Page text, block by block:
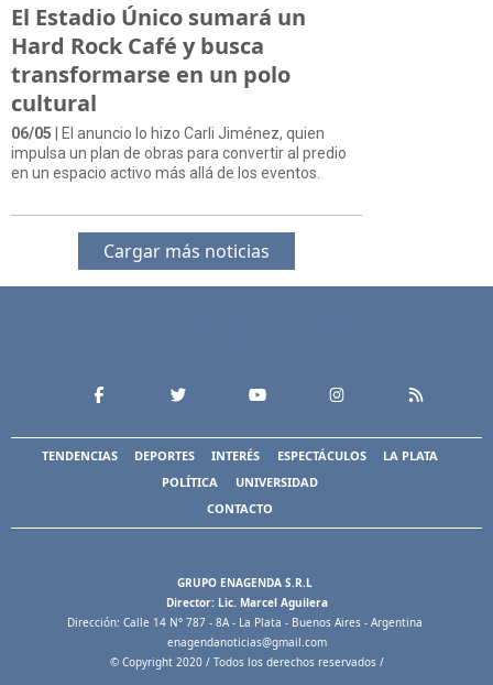
El Estadio Único sumará un
Hard Rock Café y busca
transformarse en un polo
cultural
06/05 | El anuncio lo hizo Carli Jiménez, quien
impulsa un plan de obras para convertir al predio
en un espacio activo más allá de los eventos.
Cargar más noticias
TENDENCIAS DEPORTES INTERÉS ESPECTÁCULOS
LA PLATA
POLÍTICA
UNIVERSIDAD
CONTACTO
GRUPO ENAGENDA S.R.L
Director: Lic. Marcel Aguilera
Dirección: Calle 14 N° 787 - 8A - La Plata - Buenos Aires - Argentina
enagendanoticias@gmail.com
© Copyright 2020 / Todos los derechos reservados /